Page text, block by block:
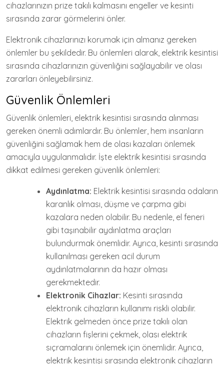
cihazlarınızın prize takılı kalmasını engeller ve kesinti
sırasında zarar görmelerini önler.
Elektronik cihazlarınızı korumak için almanız gereken
önlemler bu şekildedir. Bu önlemleri alarak, elektrik kesintisi
sırasında cihazlarınızın güvenliğini sağlayabilir ve olası
zararları önleyebilirsiniz.
Güvenlik Önlemleri
Güvenlik önlemleri, elektrik kesintisi sırasında alınması
gereken önemli adımlardır. Bu önlemler, hem insanların
güvenliğini sağlamak hem de olası kazaları önlemek
amacıyla uygulanmalıdır. İşte elektrik kesintisi sırasında
dikkat edilmesi gereken güvenlik önlemleri:
Aydınlatma: Elektrik kesintisi sırasında odaların
karanlık olması, düşme ve çarpma gibi
kazalara neden olabilir. Bu nedenle, el feneri
gibi taşınabilir aydınlatma araçları
bulundurmak önemlidir. Ayrıca, kesinti sırasında
kullanılması gereken acil durum
aydınlatmalarının da hazır olması
gerekmektedir.
Elektronik Cihazlar: Kesinti sırasında
elektronik cihazların kullanımı riskli olabilir.
Elektrik gelmeden önce prize takılı olan
cihazların fişlerini çekmek, olası elektrik
sıçramalarını önlemek için önemlidir. Ayrıca,
elektrik kesintisi sırasında elektronik cihazların